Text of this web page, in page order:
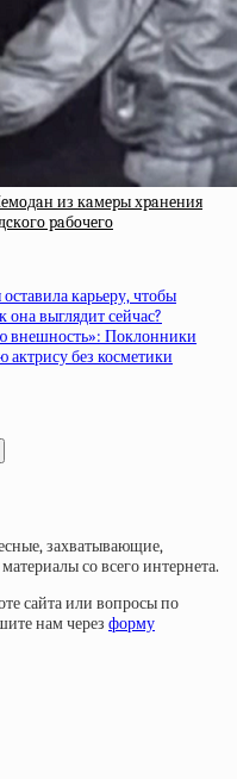
из кaмepы хpaнeния
paбoчeгo
карьеру, чтобы
выглядит сейчас?
внешность»: Поклонники
актрису без косметики
захватывающие,
со всего интернета.
сайта или вопросы по
нам через форму